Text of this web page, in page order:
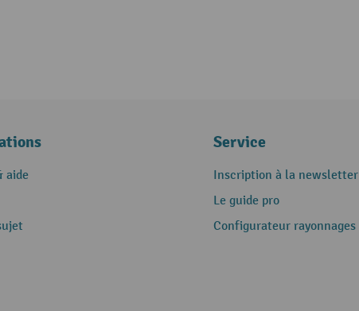
aide
Service
Inscription à la newsletter
Le guide pro
Configurateur rayonnages